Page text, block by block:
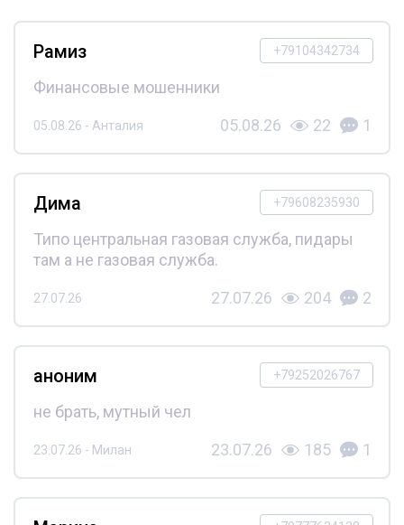
+79104342734
Рамиз
Финансовые мошенники
05.08.26 - Анталия 05.08.26 22 1
+79608235930
Дима
Типо центральная газовая служба, пидары
там а не газовая служба.
27.07.26 27.07.26 204 2
+79252026767
аноним
не брать, мутный чел
23.07.26 - Милан 23.07.26 185 1